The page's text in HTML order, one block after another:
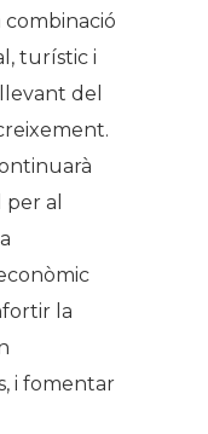
combinació
turístic i
del
al
la
i fomentar